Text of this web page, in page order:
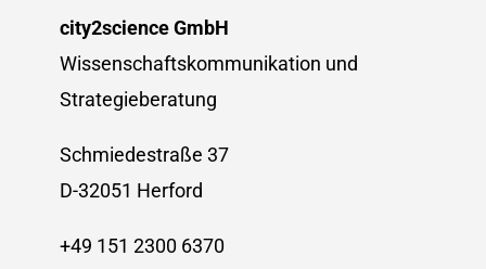
city2science GmbH
Wissenschaftskommunikation und
Strategieberatung
Schmiedestraße 37
D-32051 Herford
+49 151 2300 6370